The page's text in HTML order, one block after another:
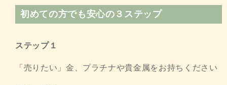
初めての方でも安心の３ステップ
ステップ１
「売りたい」金、プラチナや貴金属をお持ちください